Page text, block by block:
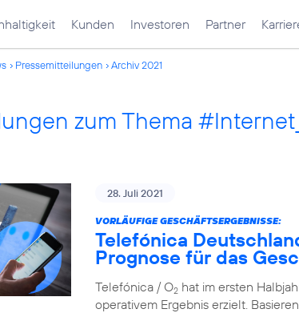
Kunden Investoren Partner
Pressemitteilungen Archiv 2021
zum Thema
28. Juli 2021
VORLÄUFIGE GESCHÄFTSERGEBNISSE:
Telefónica
Prognose für das
Telefónica / O2 hat im ersten
operativem Ergebnis erzielt.